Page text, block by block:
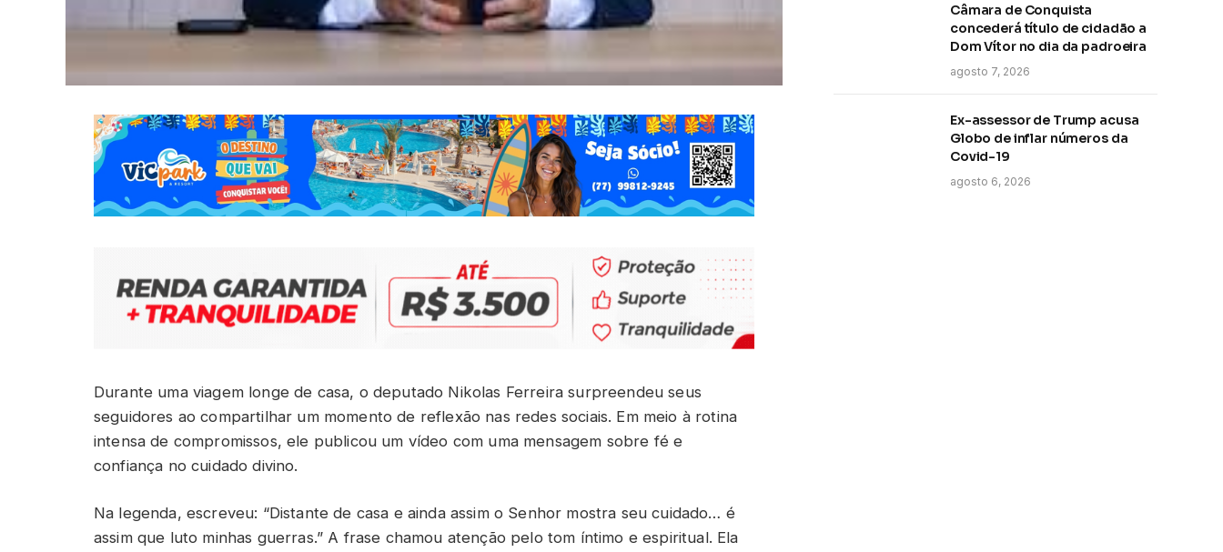
Durante uma viagem longe de casa, o deputado Nikolas Ferreira surpreendeu seus
seguidores ao compartilhar um momento de reflexão nas redes sociais. Em meio à rotina
intensa de compromissos, ele publicou um vídeo com uma mensagem sobre fé e
confiança no cuidado divino.
Na legenda, escreveu: “Distante de casa e ainda assim o Senhor mostra seu cuidado… é
assim que luto minhas guerras.” A frase chamou atenção pelo tom íntimo e espiritual. Ela
Câmara de Conquista
concederá título de cidadão a
Dom Vítor no dia da padroeira
agosto 7, 2026
Ex-assessor de Trump acusa
Globo de inflar números da
Covid-19
agosto 6, 2026